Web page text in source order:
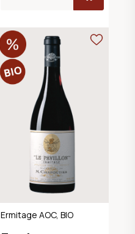
Ermitage AOC, BIO